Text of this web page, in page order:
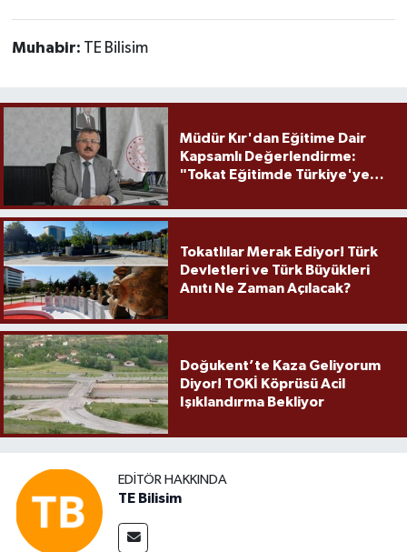
Muhabir: TE Bilisim
Müdür Kır'dan Eğitime Dair
Kapsamlı Değerlendirme:
"Tokat Eğitimde Türkiye'ye
Tokatlılar Merak Ediyor! Türk
Devletleri ve Türk Büyükleri
Anıtı Ne Zaman Açılacak?
Doğukent’te Kaza Geliyorum
Diyor! TOKİ Köprüsü Acil
Işıklandırma Bekliyor
EDITÖR HAKKINDA
TE Bilisim